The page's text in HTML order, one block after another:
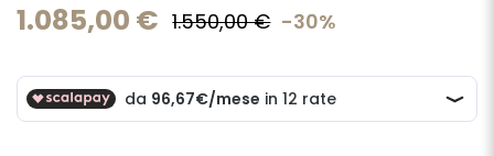
1.085,00 € 1.550,00 € -30%